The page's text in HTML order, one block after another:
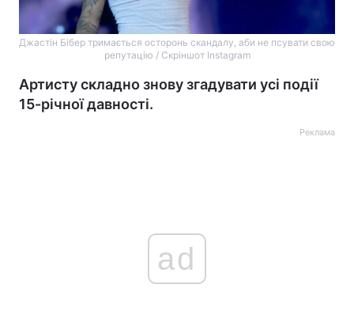
Джастін Бібер тримається осторонь скандалу, аби не псувати свою
репутацію / Скріншот Instagram
Артисту складно знову згадувати усі події
15-річної давності.
Реклама
ad